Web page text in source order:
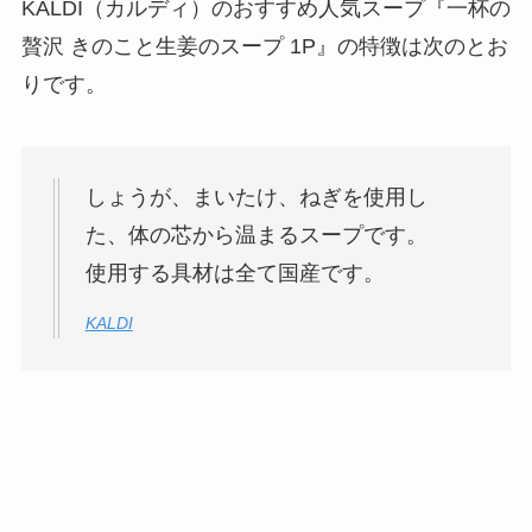
KALDI（カルディ）のおすすめ人気スープ『一杯の
贅沢 きのこと生姜のスープ 1P』の特徴は次のとお
りです。
しょうが、まいたけ、ねぎを使用し
た、体の芯から温まるスープです。
使用する具材は全て国産です。
KALDI